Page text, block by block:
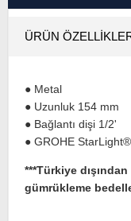
ÜRÜN
● Metal
● Uzunluk 154 mm
● Bağlantı dişi 1/2'
● GROHE
***Türkiye
gümrükleme